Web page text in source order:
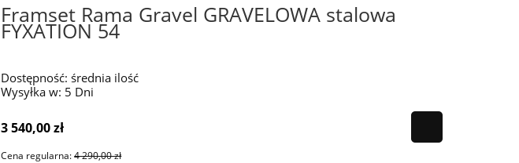
Framset Rama Gravel GRAVELOWA stalowa
FYXATION 54
Dostępność: średnia ilość
Wysyłka w: 5 Dni
3 540,00 zł
Cena regularna:4 290,00 zł